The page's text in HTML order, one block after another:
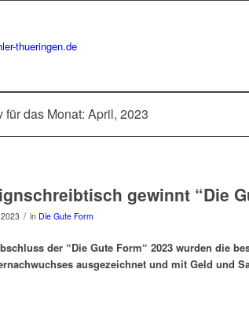
für das Monat: April, 2023
gewinnt “Die
/ in Die Gute Form
der “Die Gute Form“ 2023 wurden die
ausgezeichnet und mit Geld und